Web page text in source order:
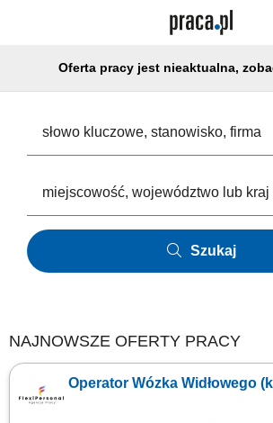
Oferta pracy jest nieaktualna,
Szukaj
NAJNOWSZE OFERTY PRACY
Operator Wózka Widłowego